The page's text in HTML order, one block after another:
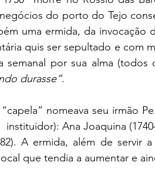
do porto do Tejo
uma ermida, da invocação
quis ser sepultado e com
semanal por sua alma (todos
durasse”.
nomeava seu irmão
instituidor): Ana Joaquina
A ermida, além de servir
que tendia a aumentar e